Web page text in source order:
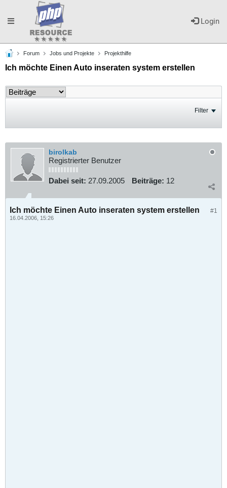
Login
Toggle
navigation
Forum Jobs und Projekte Projekthilfe
Ich möchte Einen Auto inseraten system erstellen
Filter
birolkab
Registrierter Benutzer
Dabei seit: 27.09.2005 Beiträge: 12
#1
Ich möchte Einen Auto inseraten system erstellen
16.04.2006, 15:26